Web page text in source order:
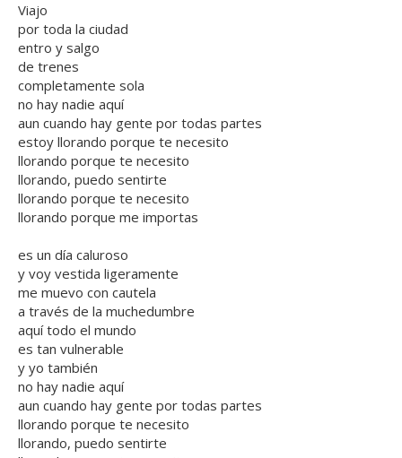
Viajo
por toda la ciudad
entro y salgo
de trenes
completamente sola
no hay nadie aquí
aun cuando hay gente por todas partes
estoy llorando porque te necesito
llorando porque te necesito
llorando, puedo sentirte
llorando porque te necesito
llorando porque me importas
es un día caluroso
y voy vestida ligeramente
me muevo con cautela
a través de la muchedumbre
aquí todo el mundo
es tan vulnerable
y yo también
no hay nadie aquí
aun cuando hay gente por todas partes
llorando porque te necesito
llorando, puedo sentirte